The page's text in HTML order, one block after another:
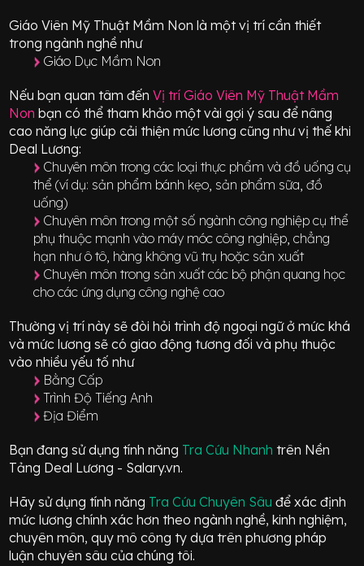
Giáo Viên Mỹ Thuật Mầm Non là một vị trícần thiết
trong ngành nghề như
Giáo Dục Mầm Non
Nếu bạn quan tâm đến Vị tríGiáo Viên Mỹ Thuật Mầm
Non bạn có thể tham khảo một vài gợi ý sau để nâng
cao năng lực giúp cải thiện mức lương cũng như vị thế khi
Deal Lương:
Chuyên môn trong các loại thực phẩm và đồ uống cụ
thể (ví dụ: sản phẩm bánh kẹo, sản phẩm sữa, đồ
uống)
Chuyên môn trong một số ngành công nghiệp cụ thể
phụ thuộc mạnh vào máy móc công nghiệp, chẳng
hạn như ô tô, hàng không vũ trụ hoặc sản xuất
Chuyên môn trong sản xuất các bộ phận quang học
cho các ứng dụng công nghệ cao
Thường vị trí này sẽ đòi hỏi trình độ ngoại ngữ ở mứckhá
và mức lương sẽ có giao động tương đối và phụ thuộc
vào nhiều yếu tố như
Bằng Cấp
Trình Độ Tiếng Anh
Địa Điểm
Bạn đang sử dụng tính năng Tra Cứu Nhanh trên Nền
Tảng Deal Lương - Salary.vn.
Hãy sử dụng tính năng Tra Cứu Chuyên Sâuđể xác định
mức lương chính xác hơn theo ngành nghề, kinh nghiệm,
chuyên môn, quy mô công ty dựa trên phương pháp
luận chuyên sâu của chúng tôi.